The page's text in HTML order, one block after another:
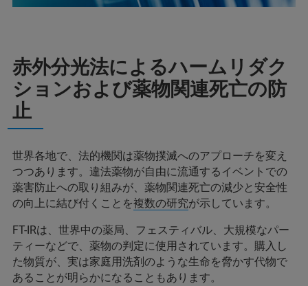
赤外分光法によるハームリダク
ションおよび薬物関連死亡の防
止
世界各地で、法的機関は薬物撲滅へのアプローチを変え
つつあります。違法薬物が自由に流通するイベントでの
薬害防止への取り組みが、薬物関連死亡の減少と安全性
の向上に結び付くことを複数の研究が示しています。
FT-IRは、世界中の薬局、フェスティバル、大規模なパー
ティーなどで、薬物の判定に使用されています。購入し
た物質が、実は家庭用洗剤のような生命を脅かす代物で
あることが明らかになることもあります。